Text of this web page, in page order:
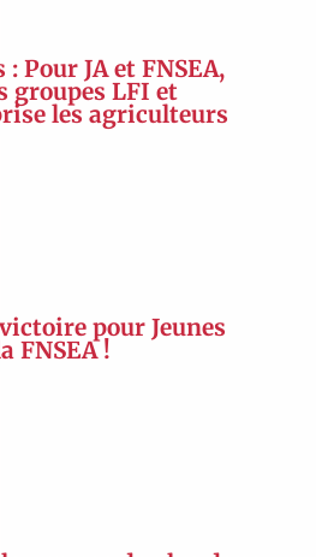
Pour JA et FNSEA,
groupes LFI et
les agriculteurs
pour Jeunes
FNSEA !